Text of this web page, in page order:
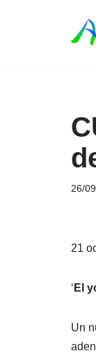
26/
21
‘ El
Un